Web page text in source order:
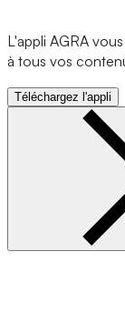
L'appli AGRA
à tous vos
Téléchargez l'appli